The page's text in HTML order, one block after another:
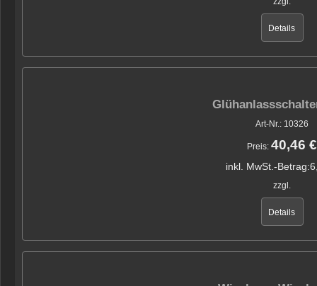
Details
Art-Nr.: 10326
Preis: 40,46 €
inkl. MwSt.-Betrag:
zzgl.
Details